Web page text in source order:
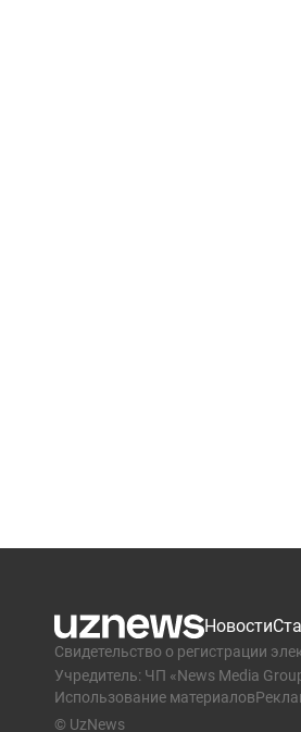
Новости
Свидетельство о регистрации
Учредитель: ЧП «News Media
Использование материалов
© UzNews